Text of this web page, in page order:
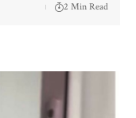
2 Min Read